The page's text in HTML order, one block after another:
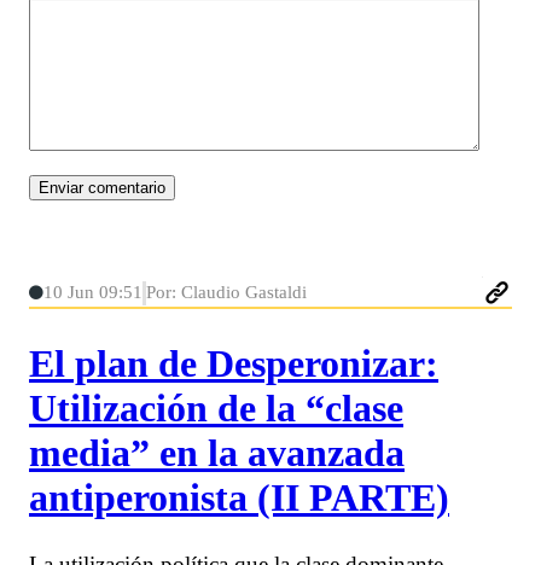
10 Jun 09:51 Por: Claudio Gastaldi
El plan de Desperonizar:
Utilización de la “clase
media” en la avanzada
antiperonista (II PARTE)